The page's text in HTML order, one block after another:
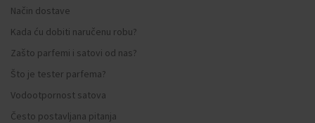
Način dostave
Kada ću dobiti naručenu robu?
Zašto parfemi i satovi od nas?
Što je tester parfema?
Vodootpornost satova
Često postavljana pitanja